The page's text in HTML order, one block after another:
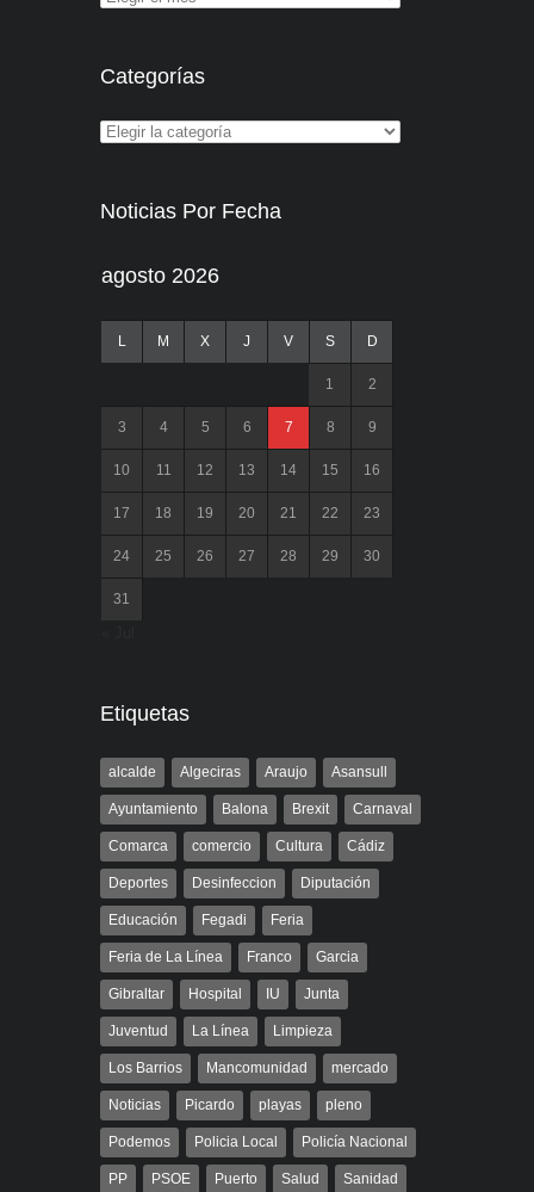
Categorías
Noticias Por Fecha
agosto 2026
L M X J V S D
1 2
3 4 5 6 7 8 9
10 11 12 13 14 15 16
17 18 19 20 21 22 23
24 25 26 27 28 29 30
31
Etiquetas
alcalde Algeciras Araujo Asansull
Ayuntamiento Balona Brexit Carnaval
Comarca comercio Cultura Cádiz
Deportes Desinfeccion Diputación
Educación Fegadi Feria
Feria de La Línea Franco Garcia
Gibraltar Hospital IU Junta
Juventud La Línea Limpieza
Los Barrios Mancomunidad mercado
Noticias Picardo playas pleno
Podemos Policia Local Policía Nacional
PP PSOE Puerto Salud Sanidad